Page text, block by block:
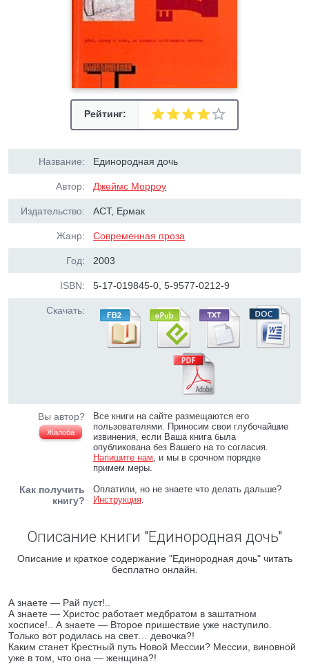
Рейтинг:
Название: Единородная дочь
Автор: Джеймс Морроу
Издательство: АСТ, Ермак
Жанр: Современная проза
Год: 2003
ISBN: 5-17-019845-0, 5-9577-0212-9
Скачать:
Вы автор?
Жалоба
Все книги на сайте размещаются его
пользователями. Приносим свои глубочайшие
извинения, если Ваша книга была
опубликована без Вашего на то согласия.
Напишите нам, и мы в срочном порядке
примем меры.
Как получить
книгу?
Оплатили, но не знаете что делать дальше?
Инструкция.
Описание книги "Единородная дочь"
Описание и краткое содержание "Единородная дочь" читать
бесплатно онлайн.
А знаете — Рай пуст!..
А знаете — Христос работает медбратом в заштатном
хосписе!.. А знаете — Второе пришествие уже наступило.
Только вот родилась на свет… девочка?!
Каким станет Крестный путь Новой Мессии? Мессии, виновной
уже в том, что она — женщина?!